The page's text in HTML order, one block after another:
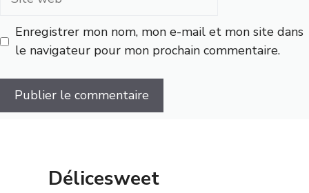
Enregistrer mon nom, mon e-mail et mon site dans
le navigateur pour mon prochain commentaire.
Délicesweet